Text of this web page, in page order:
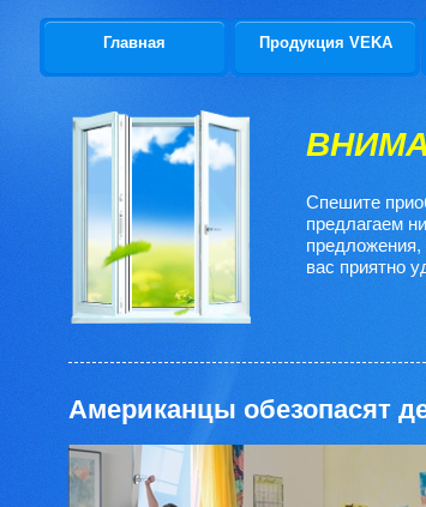
Главная Продукция VEKA
Спешите
предлагаем
вас приятно
Американцы обезопасят